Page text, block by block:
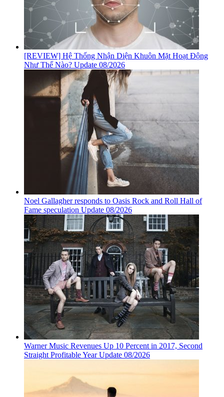
[REVIEW] Hệ Thống Nhận Diện Khuôn Mặt Hoạt Động
Như Thế Nào? Update 08/2026
Noel Gallagher responds to Oasis Rock and Roll Hall of
Fame speculation Update 08/2026
Warner Music Revenues Up 10 Percent in 2017, Second
Straight Profitable Year Update 08/2026